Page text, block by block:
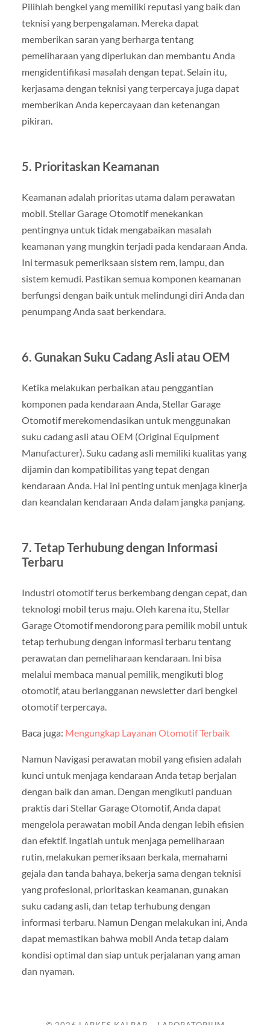
Pilihlah bengkel yang memiliki reputasi yang baik dan
teknisi yang berpengalaman. Mereka dapat
memberikan saran yang berharga tentang
pemeliharaan yang diperlukan dan membantu Anda
mengidentifikasi masalah dengan tepat. Selain itu,
kerjasama dengan teknisi yang terpercaya juga dapat
memberikan Anda kepercayaan dan ketenangan
pikiran.
5. Prioritaskan Keamanan
Keamanan adalah prioritas utama dalam perawatan
mobil. Stellar Garage Otomotif menekankan
pentingnya untuk tidak mengabaikan masalah
keamanan yang mungkin terjadi pada kendaraan Anda.
Ini termasuk pemeriksaan sistem rem, lampu, dan
sistem kemudi. Pastikan semua komponen keamanan
berfungsi dengan baik untuk melindungi diri Anda dan
penumpang Anda saat berkendara.
6. Gunakan Suku Cadang Asli atau OEM
Ketika melakukan perbaikan atau penggantian
komponen pada kendaraan Anda, Stellar Garage
Otomotif merekomendasikan untuk menggunakan
suku cadang asli atau OEM (Original Equipment
Manufacturer). Suku cadang asli memiliki kualitas yang
dijamin dan kompatibilitas yang tepat dengan
kendaraan Anda. Hal ini penting untuk menjaga kinerja
dan keandalan kendaraan Anda dalam jangka panjang.
7. Tetap Terhubung dengan Informasi
Terbaru
Industri otomotif terus berkembang dengan cepat, dan
teknologi mobil terus maju. Oleh karena itu, Stellar
Garage Otomotif mendorong para pemilik mobil untuk
tetap terhubung dengan informasi terbaru tentang
perawatan dan pemeliharaan kendaraan. Ini bisa
melalui membaca manual pemilik, mengikuti blog
otomotif, atau berlangganan newsletter dari bengkel
otomotif terpercaya.
Baca juga: Mengungkap Layanan Otomotif Terbaik
Namun Navigasi perawatan mobil yang efisien adalah
kunci untuk menjaga kendaraan Anda tetap berjalan
dengan baik dan aman. Dengan mengikuti panduan
praktis dari Stellar Garage Otomotif, Anda dapat
mengelola perawatan mobil Anda dengan lebih efisien
dan efektif. Ingatlah untuk menjaga pemeliharaan
rutin, melakukan pemeriksaan berkala, memahami
gejala dan tanda bahaya, bekerja sama dengan teknisi
yang profesional, prioritaskan keamanan, gunakan
suku cadang asli, dan tetap terhubung dengan
informasi terbaru. Namun Dengan melakukan ini, Anda
dapat memastikan bahwa mobil Anda tetap dalam
kondisi optimal dan siap untuk perjalanan yang aman
dan nyaman.